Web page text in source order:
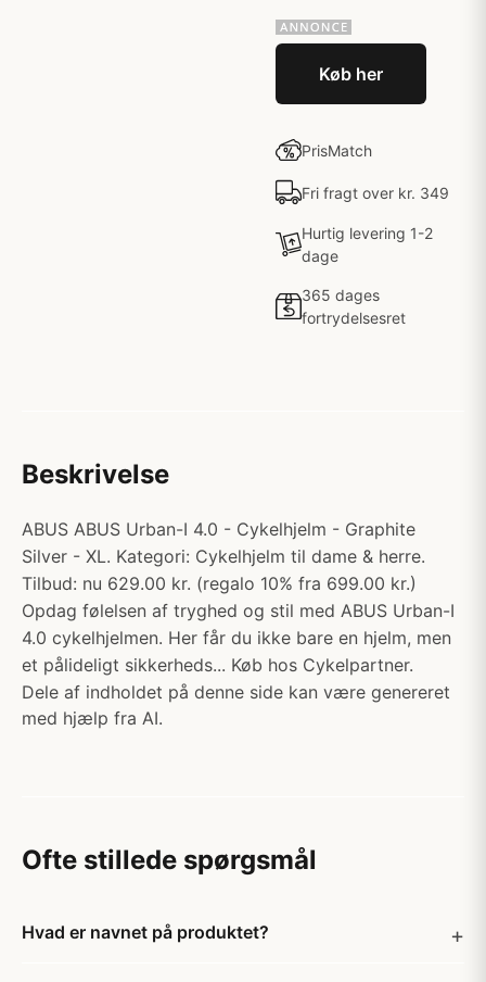
Køb her
PrisMatch
Fri fragt over kr. 349
Hurtig levering 1-2
dage
365 dages
fortrydelsesret
Beskrivelse
ABUS ABUS Urban-I 4.0 - Cykelhjelm - Graphite
Silver - XL. Kategori: Cykelhjelm til dame & herre.
Tilbud: nu 629.00 kr. (regalo 10% fra 699.00 kr.)
Opdag følelsen af tryghed og stil med ABUS Urban-I
4.0 cykelhjelmen. Her får du ikke bare en hjelm, men
et pålideligt sikkerheds... Køb hos Cykelpartner.
Dele af indholdet på denne side kan være genereret
med hjælp fra AI.
Ofte stillede spørgsmål
Hvad er navnet på produktet?